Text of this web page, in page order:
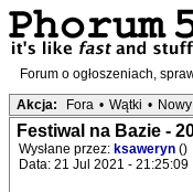
Forum o ogłoszeniach,
Akcja: Fora • Wątki •
Festiwal na Bazie -
Wysłane przez: ksaweryn ()
Data: 21 Jul 2021 - 21:25:09